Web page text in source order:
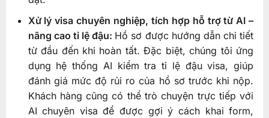
Xử lý visa chuyên nghiệp, tích hợp hỗ trợ từ AI –
nâng cao tỉ lệ đậu: Hồ sơ được hướng dẫn chi tiết
từ đầu đến khi hoàn tất. Đặc biệt, chúng tôi ứng
dụng hệ thống AI kiểm tra tỉ lệ đậu visa, giúp
đánh giá mức độ rủi ro của hồ sơ trước khi nộp.
Khách hàng cũng có thể trò chuyện trực tiếp với
AI chuyên visa để được gợi ý cách khai form,